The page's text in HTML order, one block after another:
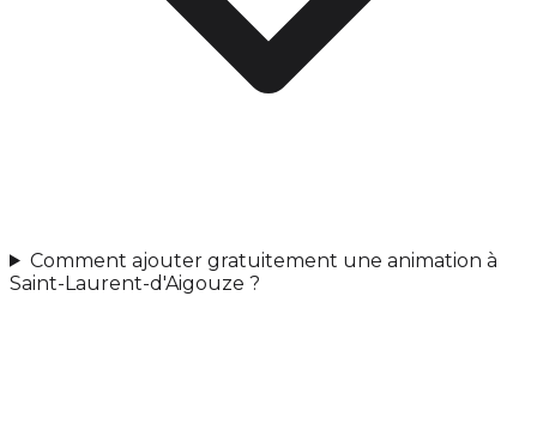
Comment ajouter gratuitement une animation à
Saint-Laurent-d'Aigouze ?